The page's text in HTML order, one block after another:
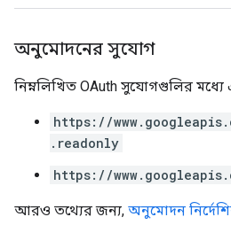
অনুমোদনের সুযোগ
নিম্নলিখিত OAuth সুযোগগুলির
https://
.readonly
https://
আরও তথ্যের জন্য, অনুমোদন